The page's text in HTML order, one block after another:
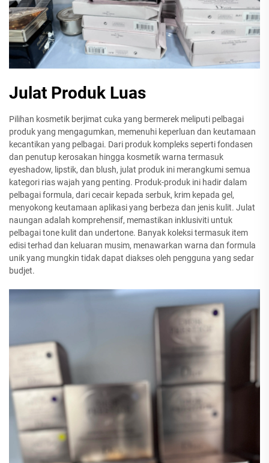
Julat Produk Luas
Pilihan kosmetik berjimat cuka yang bermerek meliputi pelbagai
produk yang mengagumkan, memenuhi keperluan dan keutamaan
kecantikan yang pelbagai. Dari produk kompleks seperti fondasen
dan penutup kerosakan hingga kosmetik warna termasuk
eyeshadow, lipstik, dan blush, julat produk ini merangkumi semua
kategori rias wajah yang penting. Produk-produk ini hadir dalam
pelbagai formula, dari cecair kepada serbuk, krim kepada gel,
menyokong keutamaan aplikasi yang berbeza dan jenis kulit. Julat
naungan adalah komprehensif, memastikan inklusiviti untuk
pelbagai tone kulit dan undertone. Banyak koleksi termasuk item
edisi terhad dan keluaran musim, menawarkan warna dan formula
unik yang mungkin tidak dapat diakses oleh pengguna yang sedar
budjet.